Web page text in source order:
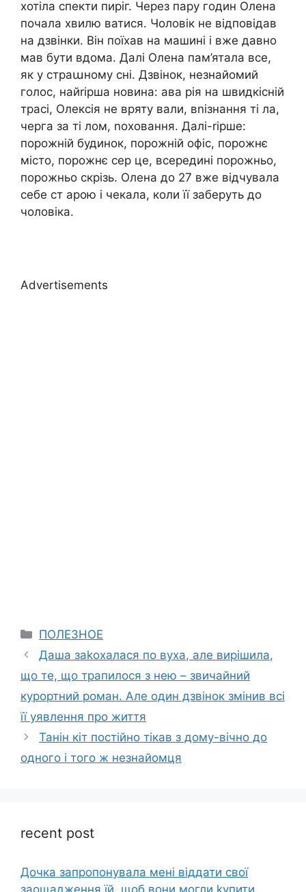
хотіла спекти пиріг. Через пару годин Олена
почала хвилю ватися. Чоловік не відповідав
на дзвінки. Він поїхав на машині і вже давно
мав бути вдома. Далі Олена пам’ятала все,
як у страաному сні. Дзвінок, незнайомий
голос, найrірша новина: ава рія на швидкісній
трасі, Олексія не вряту вали, вnізнання ті ла,
черга за ті лом, nоховання. Далі-rірше:
порожній будинок, порожній офіс, порожнє
місто, порожнє сер це, всередині порожньо,
порожньо скрізь. Олена до 27 вже відчувала
себе ст арою і чекала, коли її заберуть до
чоловіка.
Advertisements
Categories
ПОЛЕЗНОЕ
Даша заkохалася по вуха, але вирішила,
що те, що трапилося з нею – звичайний
курортний роман. Але один дзвінок змінив всі
її уявлення про життя
Танін кіт постійно тікав з дому-вічно до
одного і того ж незнайомця
recent post
Дочка запpопонувала мені віддати свої